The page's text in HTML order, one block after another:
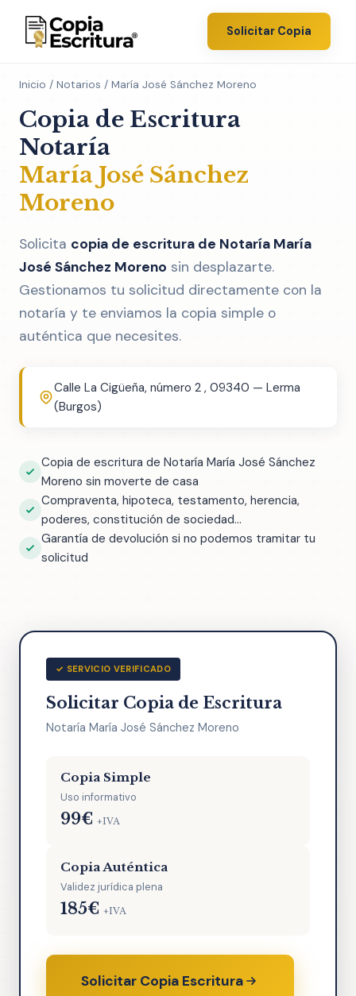
Solicitar Copia
Inicio / Notarios / María José Sánchez Moreno
Copia de Escritura
Notaría
María José Sánchez
Moreno
Solicita copia de escritura de Notaría María
José Sánchez Moreno sin desplazarte.
Gestionamos tu solicitud directamente con la
notaría y te enviamos la copia simple o
auténtica que necesites.
Calle La Cigüeña, número 2 , 09340 — Lerma
(Burgos)
Copia de escritura de Notaría María José Sánchez
Moreno sin moverte de casa
Compraventa, hipoteca, testamento, herencia,
poderes, constitución de sociedad...
Garantía de devolución si no podemos tramitar tu
solicitud
✓ SERVICIO VERIFICADO
Solicitar Copia de Escritura
Notaría María José Sánchez Moreno
Copia Simple
Uso informativo
99€ +IVA
Copia Auténtica
Validez jurídica plena
185€ +IVA
Solicitar Copia Escritura